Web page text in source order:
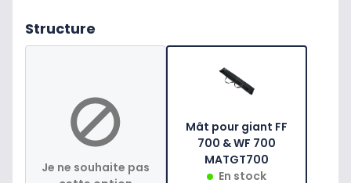
Structure
Je ne souhaite pas
Mât pour giant FF
700 & WF 700
MATGT700
En stock